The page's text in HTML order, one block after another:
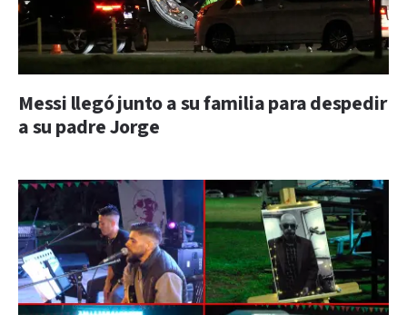
Messi llegó junto a su familia para despedir
a su padre Jorge